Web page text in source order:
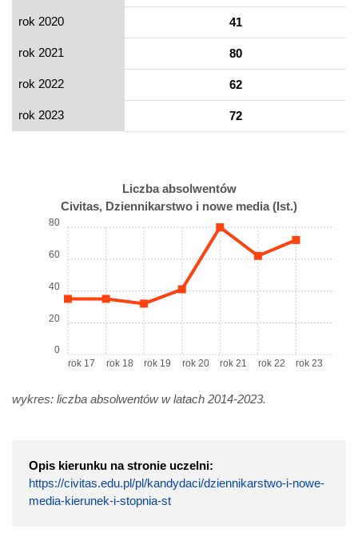
rok 2020 41
rok 2021 80
rok 2022 62
rok 2023 72
Liczba absolwentów
Civitas, Dziennikarstwo i nowe media (Ist.)
rok 17 rok 18 rok 19 rok 20 rok 21 rok 22 rok 23
0
20
40
60
80
wykres: liczba absolwentów w latach 2014-2023.
Opis kierunku na stronie uczelni:
https://civitas.edu.pl/pl/kandydaci/dziennikarstwo-i-nowe-
media-kierunek-i-stopnia-st